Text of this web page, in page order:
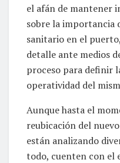
el afán de mantener
sobre la importancia
sanitario en el
detalle ante medios
proceso para definir
operatividad del
Aunque hasta el
reubicación del
están analizando
todo, cuenten con el